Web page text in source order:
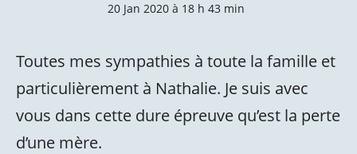
20 Jan 2020 à 18 h 43 min
Toutes mes sympathies à toute la famille et
particulièrement à Nathalie. Je suis avec
vous dans cette dure épreuve qu’est la perte
d’une mère.